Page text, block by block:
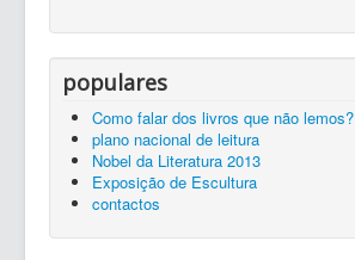
populares
Como falar dos livros que não lemos?
plano nacional de leitura
Nobel da Literatura 2013
Exposição de Escultura
contactos